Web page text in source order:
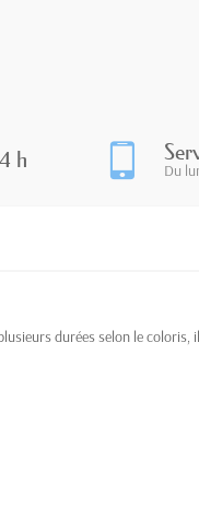
h Du
durées selon le coloris,